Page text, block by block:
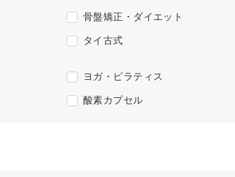
骨盤矯正・ダイエット
タイ古式
ヨガ・ピラティス
酸素カプセル